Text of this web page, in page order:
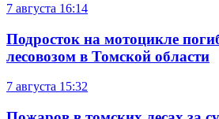
7 августа 16:14
Подросток на мотоцикле
лесовозом в Томской области
7 августа 15:32